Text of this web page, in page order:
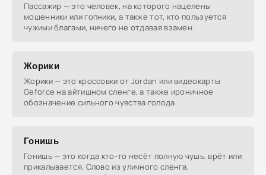
Пассажир — это человек, на которого нацелены
мошенники или гопники, а также тот, кто пользуется
чужими благами, ничего не отдавая взамен.
Жорики
Жорики — это кроссовки от Jordan или видеокарты
Geforce на айтишном сленге, а также ироничное
обозначение сильного чувства голода.
Гонишь
Гонишь — это когда кто-то несёт полную чушь, врёт или
прикалывается. Слово из уличного сленга,